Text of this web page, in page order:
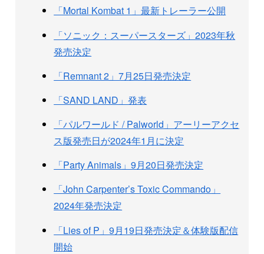
「Mortal Kombat 1」最新トレーラー公開
「ソニック：スーパースターズ」2023年秋
発売決定
「Remnant 2」7月25日発売決定
「SAND LAND」発表
「パルワールド / Palworld」アーリーアクセ
ス版発売日が2024年1月に決定
「Party Animals」9月20日発売決定
「John Carpenter’s Toxic Commando」
2024年発売決定
「Lies of P」9月19日発売決定＆体験版配信
開始